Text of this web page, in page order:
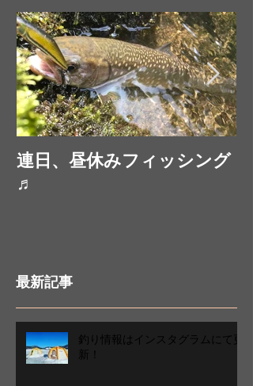
連日、昼休みフィッシング
♬
最新記事
釣り情報はインスタグラムにて更
新！